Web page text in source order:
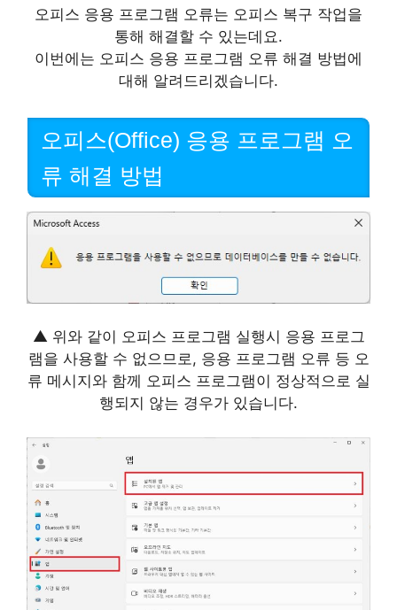
오피스 응용 프로그램 오류는 오피스 복구 작업을
통해 해결할 수 있는데요.
이번에는 오피스 응용 프로그램 오류 해결 방법에
대해 알려드리겠습니다.
오피스(Office) 응용 프로그램 오
류 해결 방법
▲ 위와 같이 오피스 프로그램 실행시 응용 프로그
램을 사용할 수 없으므로, 응용 프로그램 오류 등 오
류 메시지와 함께 오피스 프로그램이 정상적으로 실
행되지 않는 경우가 있습니다.